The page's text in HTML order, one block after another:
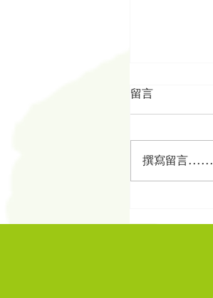
年合作
留言
撰寫留言......